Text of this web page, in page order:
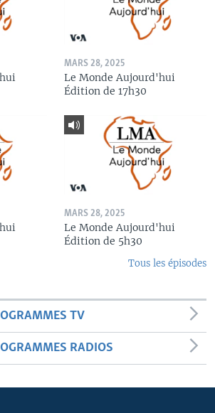
MARS 28, 2025
Le Monde Aujourd'hui
Édition de 17h30
MARS 28, 2025
Le Monde Aujourd'hui
Édition de 5h30
Tous les épisodes
TV
RADIOS